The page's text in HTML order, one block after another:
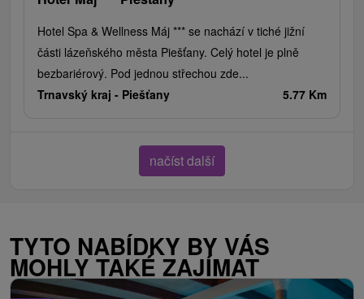
Hotel Spa & Wellness Máj *** se nachází v tiché jižní
části lázeňského města Piešťany. Celý hotel je plně
bezbariérový. Pod jednou střechou zde...
Trnavský kraj - Piešťany 5.77 Km
načíst další
TYTO NABÍDKY BY VÁS
MOHLY TAKÉ ZAJÍMAT